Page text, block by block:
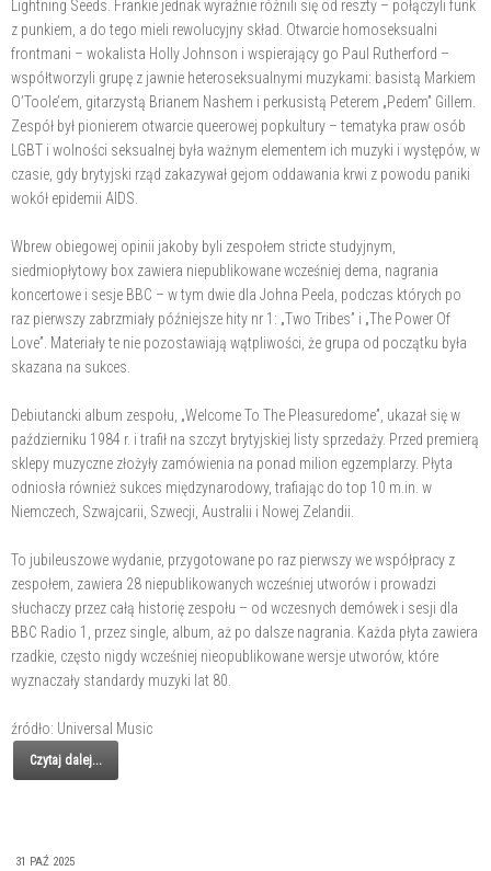
Lightning Seeds. Frankie jednak wyraźnie różnili się od reszty – połączyli funk
z punkiem, a do tego mieli rewolucyjny skład. Otwarcie homoseksualni
frontmani – wokalista Holly Johnson i wspierający go Paul Rutherford –
współtworzyli grupę z jawnie heteroseksualnymi muzykami: basistą Markiem
O’Toole’em, gitarzystą Brianem Nashem i perkusistą Peterem „Pedem” Gillem.
Zespół był pionierem otwarcie queerowej popkultury – tematyka praw osób
LGBT i wolności seksualnej była ważnym elementem ich muzyki i występów, w
czasie, gdy brytyjski rząd zakazywał gejom oddawania krwi z powodu paniki
wokół epidemii AIDS.
Wbrew obiegowej opinii jakoby byli zespołem stricte studyjnym,
siedmiopłytowy box zawiera niepublikowane wcześniej dema, nagrania
koncertowe i sesje BBC – w tym dwie dla Johna Peela, podczas których po
raz pierwszy zabrzmiały późniejsze hity nr 1: „Two Tribes” i „The Power Of
Love”. Materiały te nie pozostawiają wątpliwości, że grupa od początku była
skazana na sukces.
Debiutancki album zespołu, „Welcome To The Pleasuredome”, ukazał się w
październiku 1984 r. i trafił na szczyt brytyjskiej listy sprzedaży. Przed premierą
sklepy muzyczne złożyły zamówienia na ponad milion egzemplarzy. Płyta
odniosła również sukces międzynarodowy, trafiając do top 10 m.in. w
Niemczech, Szwajcarii, Szwecji, Australii i Nowej Zelandii.
To jubileuszowe wydanie, przygotowane po raz pierwszy we współpracy z
zespołem, zawiera 28 niepublikowanych wcześniej utworów i prowadzi
słuchaczy przez całą historię zespołu – od wczesnych demówek i sesji dla
BBC Radio 1, przez single, album, aż po dalsze nagrania. Każda płyta zawiera
rzadkie, często nigdy wcześniej nieopublikowane wersje utworów, które
wyznaczały standardy muzyki lat 80.
źródło: Universal Music
Czytaj dalej...
31 PAŹ 2025